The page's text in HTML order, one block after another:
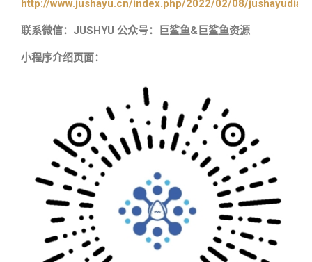
http://www.jushayu.cn/index.php/2022/02/08/
联系微信：JUSHYU 公众号：巨鲨鱼&巨鲨鱼资源
小程序介绍页面：